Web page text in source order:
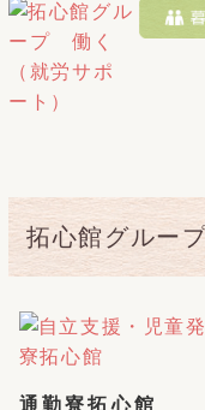
拓心館グルー
通勤寮拓心館